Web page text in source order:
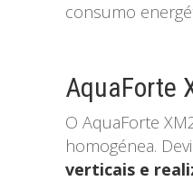
consumo
AquaForte
O AquaForte
homogénea.
verticais e